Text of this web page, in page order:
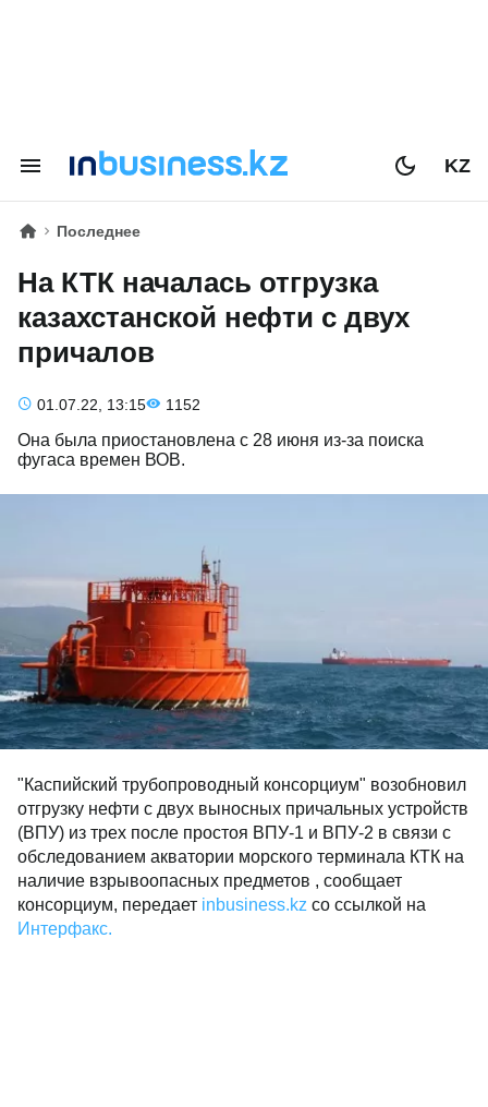
KZ
Последнее
На КТК началась отгрузка
казахстанской нефти с двух
причалов
01.07.22, 13:15 1152
Она была приостановлена с 28 июня из-за поиска
фугаса времен ВОВ.
"Каспийский трубопроводный консорциум" возобновил
отгрузку нефти с двух выносных причальных устройств
(ВПУ) из трех после простоя ВПУ-1 и ВПУ-2 в связи с
обследованием акватории морского терминала КТК на
наличие взрывоопасных предметов , сообщает
консорциум, передает inbusiness.kz со ссылкой на
Интерфакс.